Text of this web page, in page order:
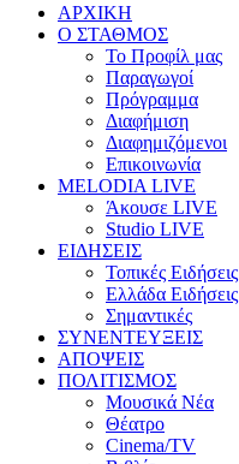
ΑΡΧΙΚΗ
Ο ΣΤΑΘΜΟΣ
Το Προφίλ μας
Παραγωγοί
Πρόγραμμα
Διαφήμιση
Διαφημιζόμενοι
Επικοινωνία
MELODIA LIVE
Άκουσε LIVE
Studio LIVE
ΕΙΔΗΣΕΙΣ
Τοπικές Ειδήσεις
Ελλάδα Ειδήσεις
Σημαντικές
ΣΥΝΕΝΤΕΥΞΕΙΣ
ΑΠΟΨΕΙΣ
ΠΟΛΙΤΙΣΜΟΣ
Μουσικά Νέα
Θέατρο
Cinema/TV